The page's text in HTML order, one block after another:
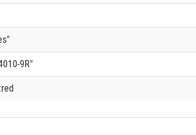
9R"